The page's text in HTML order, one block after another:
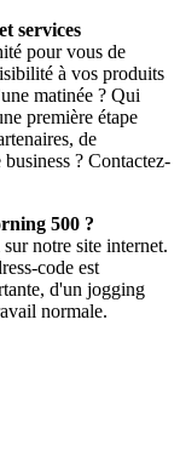
services
pour vous de
à vos produits
matinée ? Qui
première étape
de
? Contactez-
500 ?
notre site internet.
code est
d'un jogging
normale.